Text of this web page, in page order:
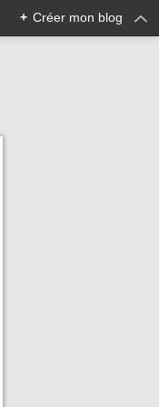
+ Créer mon blog